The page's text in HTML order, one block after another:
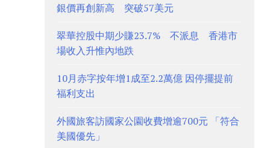
銀價再創新高 突破57美元
翠華控股中期少賺23.7% 不派息 香港市
場收入升惟內地跌
10月赤字按年增1成至2.2萬億 因停擺提前
福利支出
外國旅客訪國家公園收費增逾700元 「符合
美國優先」